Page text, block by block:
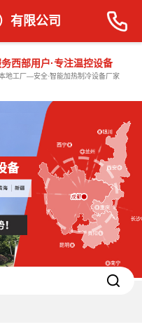
务西部用户·专注温控设备
地工厂—安全·智能加热制冷设备厂家
有限公司